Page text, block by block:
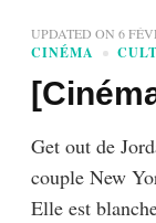
UPDATED ON 6
CINÉMA
Get out de
couple New
Elle est